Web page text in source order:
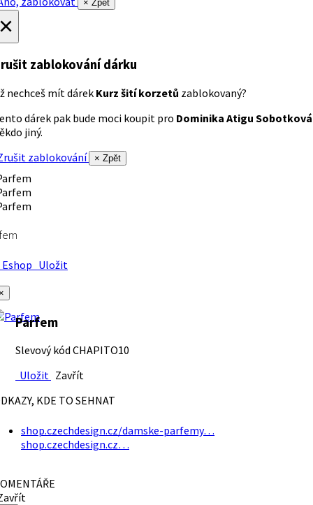
× Zpět
zablokování dárku
nechceš mít dárek Kurz šití korzetů zablokovaný?
dárek pak bude moci koupit pro Dominika Atigu Sobotková
jiný.
zablokování
× Zpět
Uložit
Parfem
Slevový kód CHAPITO10
Uložit Zavřít
KDE TO SEHNAT
shop.czechdesign.cz/damske-parfemy…
shop.czechdesign.cz…